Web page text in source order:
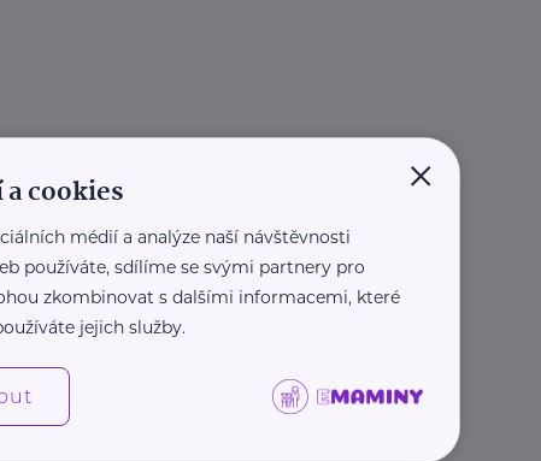
×
cookies
médií a analýze naší návštěvnosti
používáte, sdílíme se svými partnery pro
zkombinovat s dalšími informacemi, které
jejich služby.